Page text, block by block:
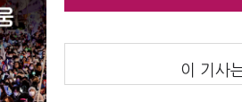
이 기사